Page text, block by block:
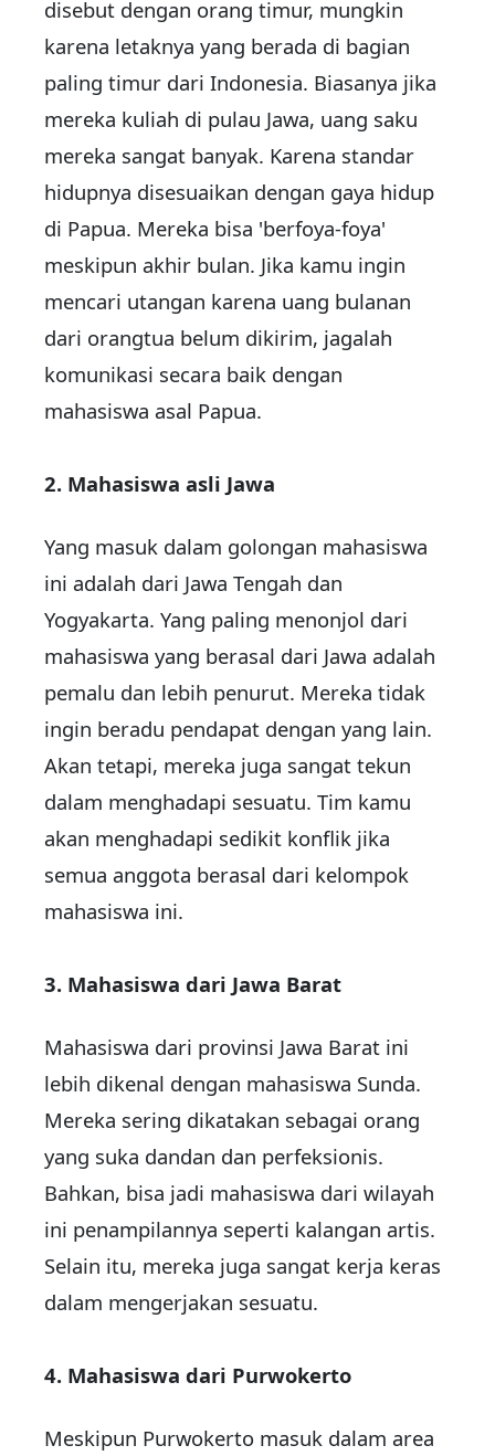
disebut dengan orang timur, mungkin
karena letaknya yang berada di bagian
paling timur dari Indonesia. Biasanya jika
mereka kuliah di pulau Jawa, uang saku
mereka sangat banyak. Karena standar
hidupnya disesuaikan dengan gaya hidup
di Papua. Mereka bisa 'berfoya-foya'
meskipun akhir bulan. Jika kamu ingin
mencari utangan karena uang bulanan
dari orangtua belum dikirim, jagalah
komunikasi secara baik dengan
mahasiswa asal Papua.
2. Mahasiswa asli Jawa
Yang masuk dalam golongan mahasiswa
ini adalah dari Jawa Tengah dan
Yogyakarta. Yang paling menonjol dari
mahasiswa yang berasal dari Jawa adalah
pemalu dan lebih penurut. Mereka tidak
ingin beradu pendapat dengan yang lain.
Akan tetapi, mereka juga sangat tekun
dalam menghadapi sesuatu. Tim kamu
akan menghadapi sedikit konflik jika
semua anggota berasal dari kelompok
mahasiswa ini.
3. Mahasiswa dari Jawa Barat
Mahasiswa dari provinsi Jawa Barat ini
lebih dikenal dengan mahasiswa Sunda.
Mereka sering dikatakan sebagai orang
yang suka dandan dan perfeksionis.
Bahkan, bisa jadi mahasiswa dari wilayah
ini penampilannya seperti kalangan artis.
Selain itu, mereka juga sangat kerja keras
dalam mengerjakan sesuatu.
4. Mahasiswa dari Purwokerto
Meskipun Purwokerto masuk dalam area